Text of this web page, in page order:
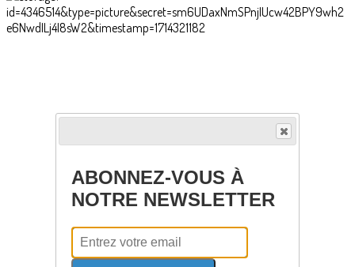
ABONNEZ-VOUS À
NOTRE NEWSLETTER